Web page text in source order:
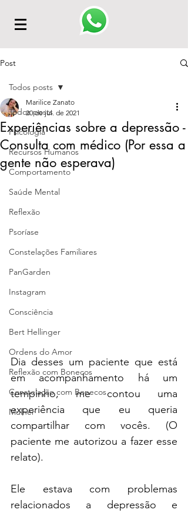
Post
Todos posts
Psicologia
Recursos Humanos
Comportamento
Saúde Mental
Reflexão
Psoríase
Constelações Familiares
PanGarden
Instagram
Consciência
Bert Hellinger
Ordens do Amor
Reflexão com Bonecos
Constelação com Bonecos
Mulher
Todos posts
Experiências sobre a depressão -
Consulta com médico (Por essa a
gente não esperava)
Marilice Zanato
20 de jul. de 2021
Dia desses um paciente que está
em acompanhamento há um
tempinho, me contou uma
experiência que eu queria
compartilhar com vocês. (O
paciente me autorizou a fazer esse
relato).
Ele estava com problemas
relacionados a depressão e